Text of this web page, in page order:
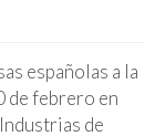
españolas a la
de febrero en
de